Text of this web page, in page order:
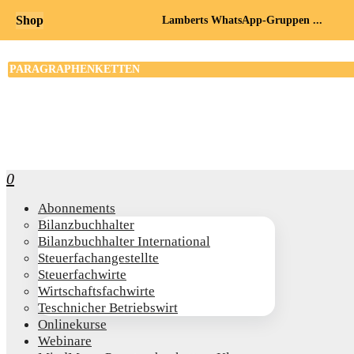
0
Abon­ne­ments
Bilanz­buch­hal­ter
Bilanz­buch­hal­ter International
Steu­er­fach­an­ge­stell­te
Steu­er­fach­wir­te
Wirt­schafts­fach­wir­te
Teschni­cher Betriebswirt
Online­kur­se
Web­i­na­re
Shop Lamberts WhatsApp-Gruppen ...